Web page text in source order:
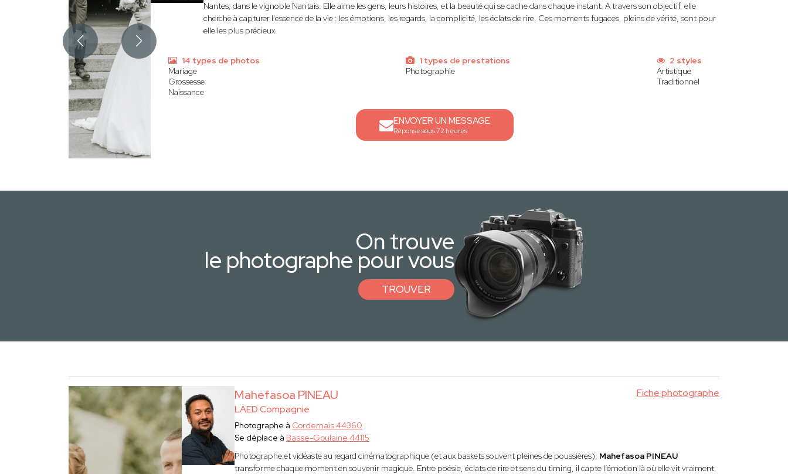
Nantes; dans le vignoble Nantais. Elleaime les gens, leurs histoires, et la beauté qui se cache dans chaque instant. A travers son objectif, elle
cherche à capturer l'essence de la vie : les émotions, les regards, la complicité, les éclats de rire. Ces moments fugaces, pleins de vérité, sont pour
elle les plus précieux.
14 types de photos
Mariage
Grossesse
Naissance
1 types de prestations
Photographie
2 styles
Artistique
Traditionnel
ENVOYER UN MESSAGE
Réponse sous 72 heures
On trouve
le photographe pour vous
TROUVER
Mahefasoa PINEAU
LAED Compagnie
Fiche photographe
Photographe à Cordemais 44360
Se déplace à Basse-Goulaine 44115
Photographe et vidéaste au regard cinématographique (et aux baskets souvent pleines de poussières), Mahefasoa PINEAU
transforme chaque moment en souvenir magique. Entre poésie, éclats de rire et sens du timing, il capte l’émotion là où elle vit vraiment,